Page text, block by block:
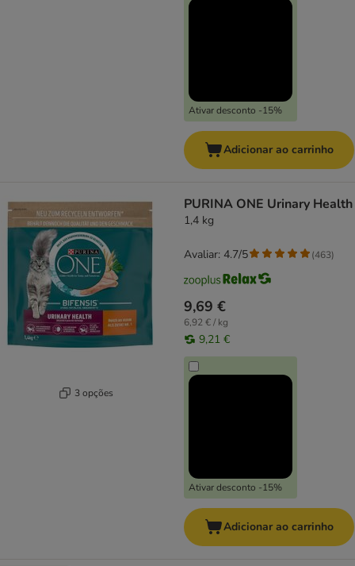
Ativar desconto -15%
Adicionar ao carrinho
3 opções
PURINA ONE Urinary Health
1,4 kg
9,69 €
6,92 € / kg
9,21 €
Ativar desconto -15%
Avaliar: 4.7/5 (463)
Adicionar ao carrinho